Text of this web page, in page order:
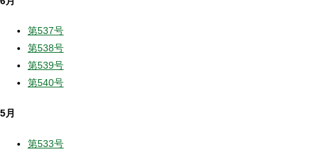
第537号
第538号
第539号
第540号
5月
第533号